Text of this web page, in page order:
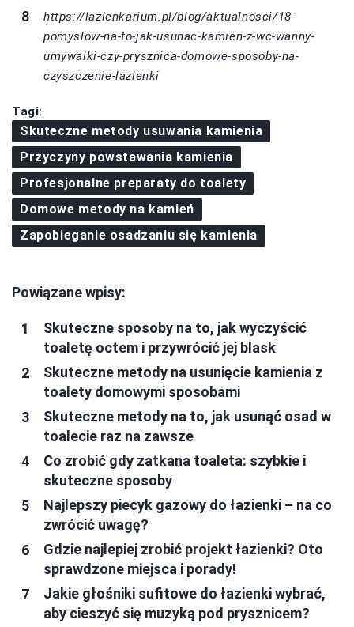
https://lazienkarium.pl/blog/aktualnosci/18-
pomyslow-na-to-jak-usunac-kamien-z-wc-wanny-
umywalki-czy-prysznica-domowe-sposoby-na-
czyszczenie-lazienki
Tagi:
Skuteczne metody usuwania kamienia
Przyczyny powstawania kamienia
Profesjonalne preparaty do toalety
Domowe metody na kamień
Zapobieganie osadzaniu się kamienia
Powiązane wpisy:
Skuteczne sposoby na to, jak wyczyścić
toaletę octem i przywrócić jej blask
Skuteczne metody na usunięcie kamienia z
toalety domowymi sposobami
Skuteczne metody na to, jak usunąć osad w
toalecie raz na zawsze
Co zrobić gdy zatkana toaleta: szybkie i
skuteczne sposoby
Najlepszy piecyk gazowy do łazienki – na co
zwrócić uwagę?
Gdzie najlepiej zrobić projekt łazienki? Oto
sprawdzone miejsca i porady!
Jakie głośniki sufitowe do łazienki wybrać,
aby cieszyć się muzyką pod prysznicem?